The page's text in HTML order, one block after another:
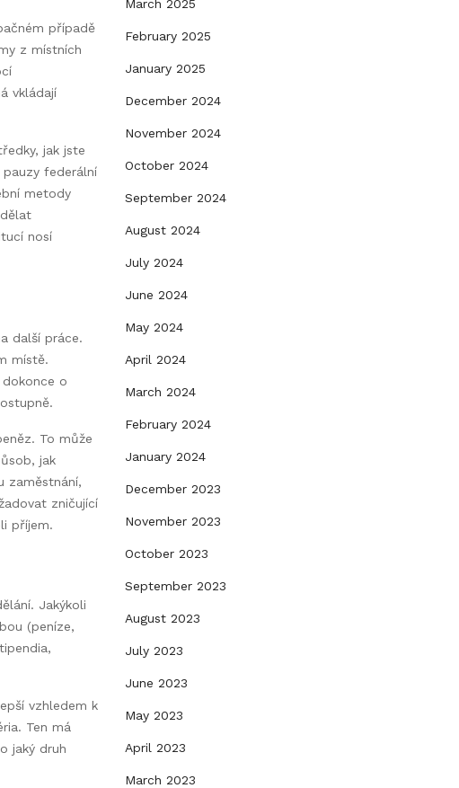
případě
z místních
vkládají
jak jste
federální
metody
nosí
další práce.
místě.
o
To může
jak
zaměstnání,
zničující
příjem.
Jakýkoli
(peníze,
vzhledem k
Ten má
jaký druh
March 2025
February 2025
January 2025
December 2024
November 2024
October 2024
September 2024
August 2024
July 2024
June 2024
May 2024
April 2024
March 2024
February 2024
January 2024
December 2023
November 2023
October 2023
September 2023
August 2023
July 2023
June 2023
May 2023
April 2023
March 2023